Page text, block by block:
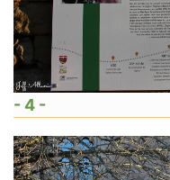
- 4 -